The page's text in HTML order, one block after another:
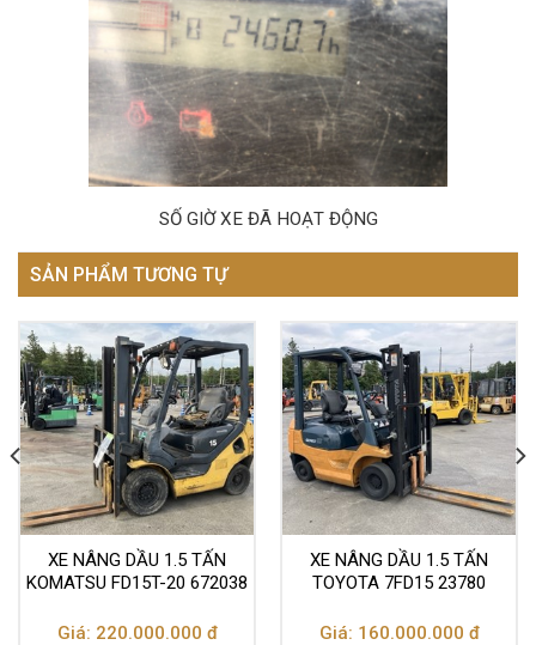
SỐ GIỜ XE ĐÃ HOẠT ĐỘNG
SẢN PHẨM TƯƠNG TỰ
XE NÂNG DẦU 1.5 TẤN
KOMATSU FD15T-20 672038
Giá: 220.000.000 đ
XE NÂNG DẦU 1.5 TẤN
TOYOTA 7FD15 23780
Giá: 160.000.000 đ